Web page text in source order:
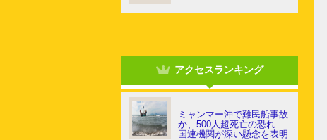
アクセスランキング
ミャンマー沖で難民船事故
か、500人超死亡の恐れ
国連機関が深い懸念を表明